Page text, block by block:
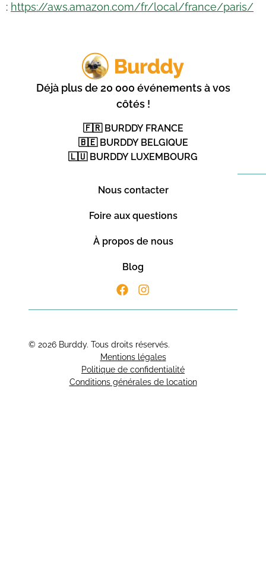
: https://aws.amazon.com/fr/local/france/paris/
Déjà plus de 20 000 événements à vos
côtés !
🇫🇷 BURDDY FRANCE
🇧🇪 BURDDY BELGIQUE
🇱🇺 BURDDY LUXEMBOURG
Nous contacter
Foire aux questions
À propos de nous
Blog
© 2026 Burddy. Tous droits réservés.
Mentions légales
Politique de confidentialité
Conditions générales de location